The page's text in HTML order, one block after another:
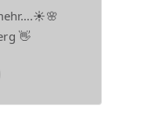
👋